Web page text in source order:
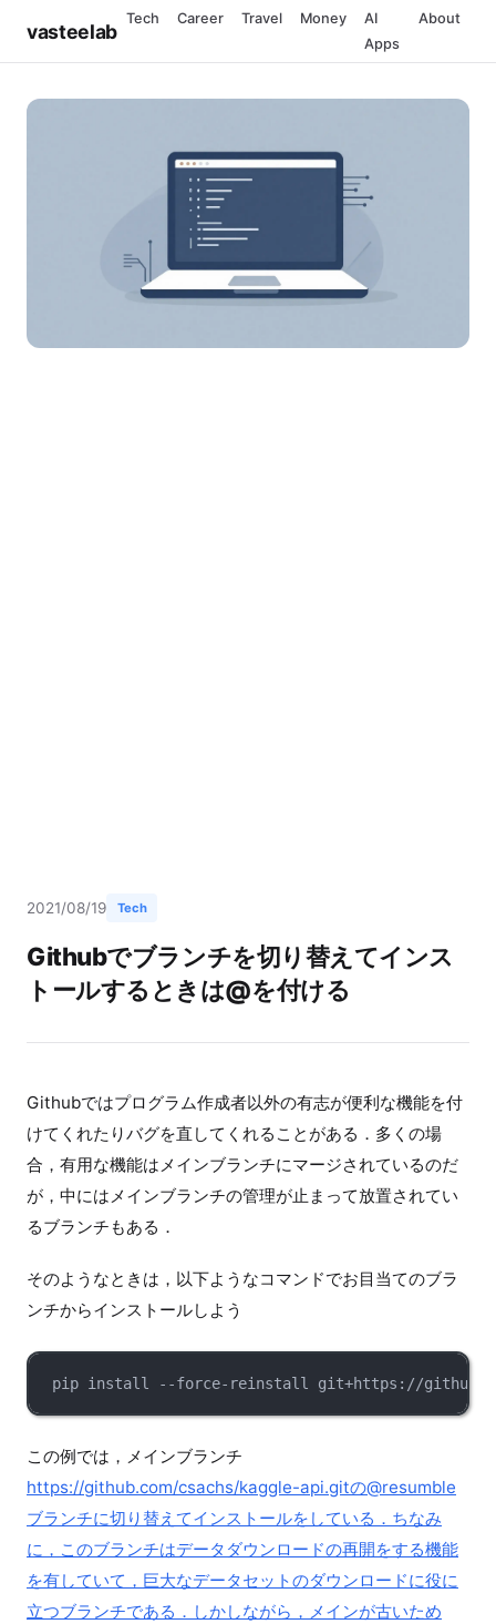
vasteelab
Tech Career Travel Money
AI
Apps
About
2021/08/19 Tech
Githubでブランチを切り替えてインス
トールするときは@を付ける
Githubではプログラム作成者以外の有志が便利な機能を付
けてくれたりバグを直してくれることがある．多くの場
合，有用な機能はメインブランチにマージされているのだ
が，中にはメインブランチの管理が止まって放置されてい
るブランチもある．
そのようなときは，以下ようなコマンドでお目当てのブラ
ンチからインストールしよう
pip install --force-reinstall git+https://
この例では，メインブランチ
https://github.com/csachs/kaggle-api.gitの@resumble
ブランチに切り替えてインストールをしている．ちなみ
に，このブランチはデータダウンロードの再開をする機能
を有していて，巨大なデータセットのダウンロードに役に
立つブランチである．しかしながら，メインが古いため